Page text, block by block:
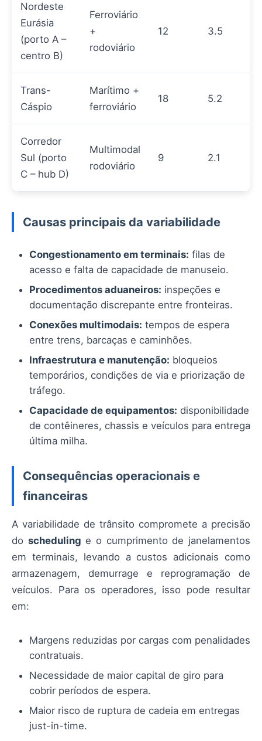
Nordeste
Eurásia
(porto A –
centro B)
Ferroviário
+
rodoviário
12 3.5
Trans-
Cáspio
Marítimo +
ferroviário
18 5.2
Corredor
Sul (porto
C – hub D)
Multimodal
rodoviário
9 2.1
Causas principais da variabilidade
Congestionamento em terminais: filas de
acesso e falta de capacidade de manuseio.
Procedimentos aduaneiros: inspeções e
documentação discrepante entre fronteiras.
Conexões multimodais: tempos de espera
entre trens, barcaças e caminhões.
Infraestrutura e manutenção: bloqueios
temporários, condições de via e priorização de
tráfego.
Capacidade de equipamentos: disponibilidade
de contêineres, chassis e veículos para entrega
última milha.
Consequências operacionais e
financeiras
A variabilidade de trânsito compromete a precisão
do scheduling e o cumprimento de janelamentos
em terminais, levando a custos adicionais como
armazenagem, demurrage e reprogramação de
veículos. Para os operadores, isso pode resultar
em:
Margens reduzidas por cargas com penalidades
contratuais.
Necessidade de maior capital de giro para
cobrir períodos de espera.
Maior risco de ruptura de cadeia em entregas
just-in-time.